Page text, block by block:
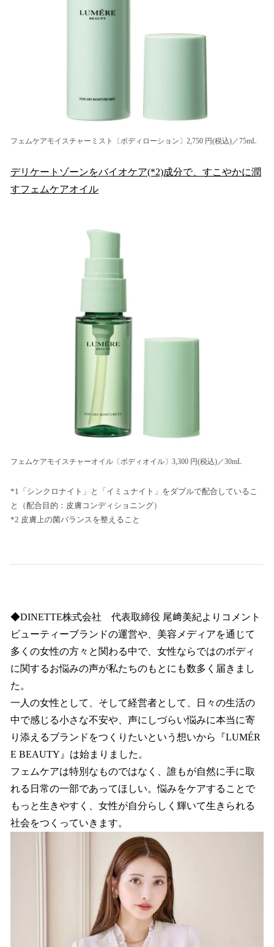
フェムケアモイスチャーミスト〔ボディローション〕2,750 円(税込)／75mL
デリケートゾーンをバイオケア(*2)成分で、すこやかに潤
すフェムケアオイル
フェムケアモイスチャーオイル〔ボディオイル〕3,300 円(税込)／30mL
*1「シンクロナイト」と「イミュナイト」をダブルで配合しているこ
と（配合目的：皮膚コンディショニング）
*2 皮膚上の菌バランスを整えること
◆DINETTE株式会社 代表取締役 尾﨑美紀よりコメント
ビューティーブランドの運営や、美容メディアを通じて
多くの女性の方々と関わる中で、女性ならではのボディ
に関するお悩みの声が私たちのもとにも数多く届きまし
た。
一人の女性として、そして経営者として、日々の生活の
中で感じる小さな不安や、声にしづらい悩みに本当に寄
り添えるブランドをつくりたいという想いから『LUMÉR
E BEAUTY』は始まりました。
フェムケアは特別なものではなく、誰もが自然に手に取
れる日常の一部であってほしい。悩みをケアすることで
もっと生きやすく、女性が自分らしく輝いて生きられる
社会をつくっていきます。